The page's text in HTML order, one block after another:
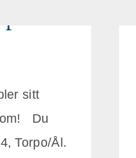
sitt
Du
Torpo/Ål.